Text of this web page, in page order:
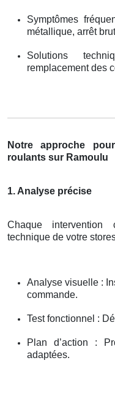
Symptômes
métallique, arrêt
Solutions
remplacement des
Notre approche
roulants sur Ramoulu
1. Analyse précise
Chaque intervention
technique de votre
Analyse visuelle :
commande.
Test fonctionnel :
Plan d’action :
adaptées.